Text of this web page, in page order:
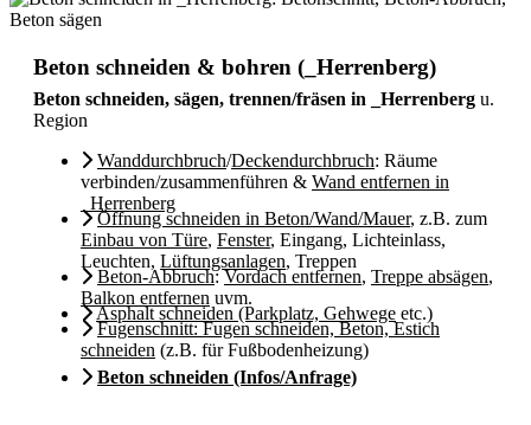
Beton schneiden & bohren (_Herrenberg)
Beton schneiden, sägen, trennen/fräsen in _Herrenberg u.
Region
Wanddurchbruch/Deckendurchbruch: Räume
verbinden/zusammenführen & Wand entfernen in
_Herrenberg
Öffnung schneiden in Beton/Wand/Mauer, z.B. zum
Einbau von Türe, Fenster, Eingang, Lichteinlass,
Leuchten, Lüftungsanlagen, Treppen
Beton-Abbruch:Vordach entfernen, Treppe absägen,
Balkon entfernen uvm.
Asphalt schneiden (Parkplatz, Gehwege etc.)
Fugenschnitt: Fugen schneiden, Beton, Estich
schneiden (z.B. für Fußbodenheizung)
Beton schneiden (Infos/Anfrage)